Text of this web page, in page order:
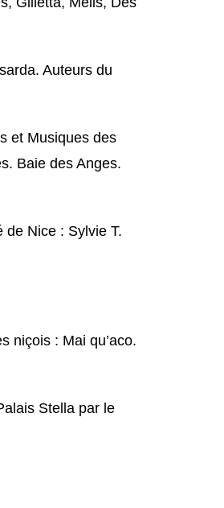
Auteurs du
et Musiques des
Baie des Anges.
de Nice : Sylvie T.
niçois : Mai qu’aco.
Stella par le